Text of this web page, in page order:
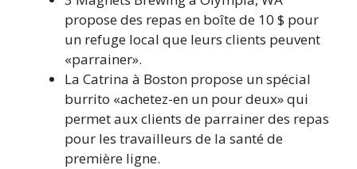
propose des repas en boîte de 10 $ pour
un refuge local que leurs clients peuvent
«parrainer».
La Catrina à Boston propose un spécial
burrito «achetez-en un pour deux» qui
permet aux clients de parrainer des repas
pour les travailleurs de la santé de
première ligne.